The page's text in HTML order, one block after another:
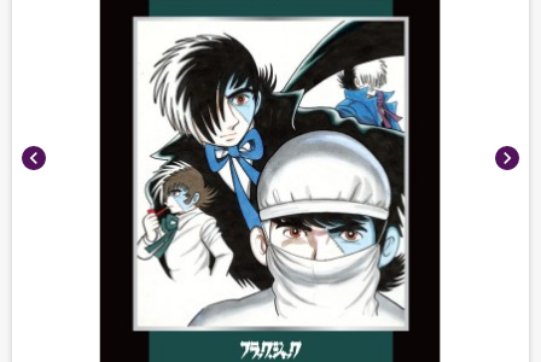
chevron_left chevron_right